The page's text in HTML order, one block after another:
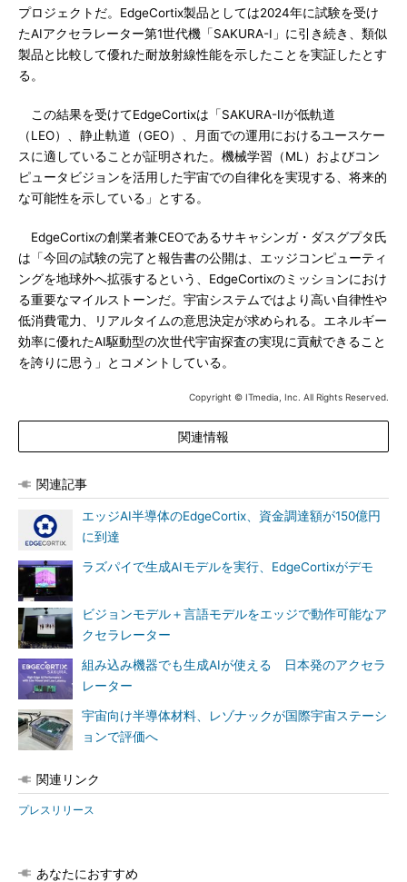
プロジェクトだ。EdgeCortix製品としては2024年に試験を受け
たAIアクセラレーター第1世代機「SAKURA-I」に引き続き、類似
製品と比較して優れた耐放射線性能を示したことを実証したとす
る。
この結果を受けてEdgeCortixは「SAKURA-IIが低軌道
（LEO）、静止軌道（GEO）、月面での運用におけるユースケー
スに適していることが証明された。機械学習（ML）およびコン
ピュータビジョンを活用した宇宙での自律化を実現する、将来的
な可能性を示している」とする。
EdgeCortixの創業者兼CEOであるサキャシンガ・ダスグプタ氏
は「今回の試験の完了と報告書の公開は、エッジコンピューティ
ングを地球外へ拡張するという、EdgeCortixのミッションにおけ
る重要なマイルストーンだ。宇宙システムではより高い自律性や
低消費電力、リアルタイムの意思決定が求められる。エネルギー
効率に優れたAI駆動型の次世代宇宙探査の実現に貢献できること
を誇りに思う」とコメントしている。
Copyright © ITmedia, Inc. All Rights Reserved.
関連情報
関連記事
エッジAI半導体のEdgeCortix、資金調達額が150億円
に到達
ラズパイで生成AIモデルを実行、EdgeCortixがデモ
ビジョンモデル＋言語モデルをエッジで動作可能なア
クセラレーター
組み込み機器でも生成AIが使える 日本発のアクセラ
レーター
宇宙向け半導体材料、レゾナックが国際宇宙ステーシ
ョンで評価へ
関連リンク
プレスリリース
あなたにおすすめ